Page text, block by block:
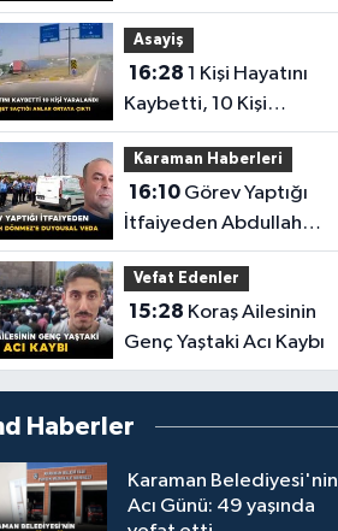
Küle Döndü
Asayiş
16:28
Kaybetti, 10 Kişi
Yaralandı! Tırın Dehşet
Saçtığı Anlar Ortaya
Çıktı
Karaman Haberleri
16:10Görev Yaptığı
İtfaiyeden Abdullah
Dönmez'e Duygusal
Veda
Vefat Edenler
15:28
Genç Yaştaki Acı Kaybı
Haberler
Karaman Belediyesi'nin
Acı Günü: 49 yaşında